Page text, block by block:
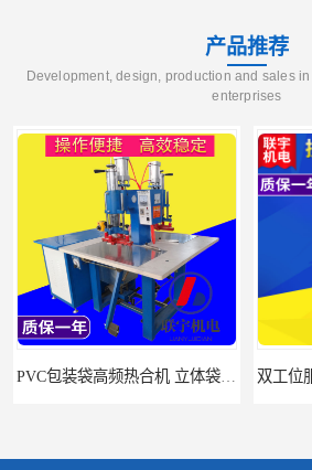
产品推荐
Development, design, production and sales
enterprises